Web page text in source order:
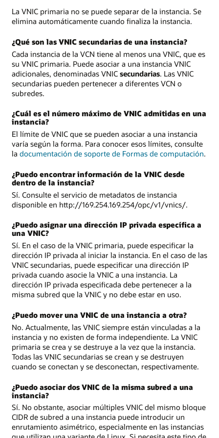
La VNIC primaria no se puede separar de la instancia. Se
elimina automáticamente cuando finaliza la instancia.
¿Qué son las VNIC secundarias de una instancia?
Cada instancia de la VCN tiene al menos una VNIC, que es
su VNIC primaria. Puede asociar a una instancia VNIC
adicionales, denominadas VNIC secundarias. Las VNIC
secundarias pueden pertenecer a diferentes VCN o
subredes.
¿Cuál es el número máximo de VNIC admitidas en una
instancia?
El límite de VNIC que se pueden asociar a una instancia
varía según la forma. Para conocer esos límites, consulte
la documentación de soporte de Formas de computación.
¿Puedo encontrar información de la VNIC desde
dentro de la instancia?
Sí. Consulte el servicio de metadatos de instancia
disponible en http://169.254.169.254/opc/v1/vnics/.
¿Puedo asignar una dirección IP privada específica a
una VNIC?
Sí. En el caso de la VNIC primaria, puede especificar la
dirección IP privada al iniciar la instancia. En el caso de las
VNIC secundarias, puede especificar una dirección IP
privada cuando asocie la VNIC a una instancia. La
dirección IP privada especificada debe pertenecer a la
misma subred que la VNIC y no debe estar en uso.
¿Puedo mover una VNIC de una instancia a otra?
No. Actualmente, las VNIC siempre están vinculadas a la
instancia y no existen de forma independiente. La VNIC
primaria se crea y se destruye a la vez que la instancia.
Todas las VNIC secundarias se crean y se destruyen
cuando se conectan y se desconectan, respectivamente.
¿Puedo asociar dos VNIC de la misma subred a una
instancia?
Sí. No obstante, asociar múltiples VNIC del mismo bloque
CIDR de subred a una instancia puede introducir un
enrutamiento asimétrico, especialmente en las instancias